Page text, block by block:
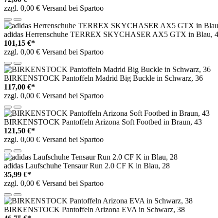
zzgl. 0,00 € Versand bei Spartoo
adidas Herrenschuhe TERREX SKYCHASER AX5 GTX in Blau,
101,15 €*
zzgl. 0,00 € Versand bei Spartoo
BIRKENSTOCK Pantoffeln Madrid Big Buckle in Schwarz, 36
117,00 €*
zzgl. 0,00 € Versand bei Spartoo
BIRKENSTOCK Pantoffeln Arizona Soft Footbed in Braun, 43
121,50 €*
zzgl. 0,00 € Versand bei Spartoo
adidas Laufschuhe Tensaur Run 2.0 CF K in Blau, 28
35,99 €*
zzgl. 0,00 € Versand bei Spartoo
BIRKENSTOCK Pantoffeln Arizona EVA in Schwarz, 38